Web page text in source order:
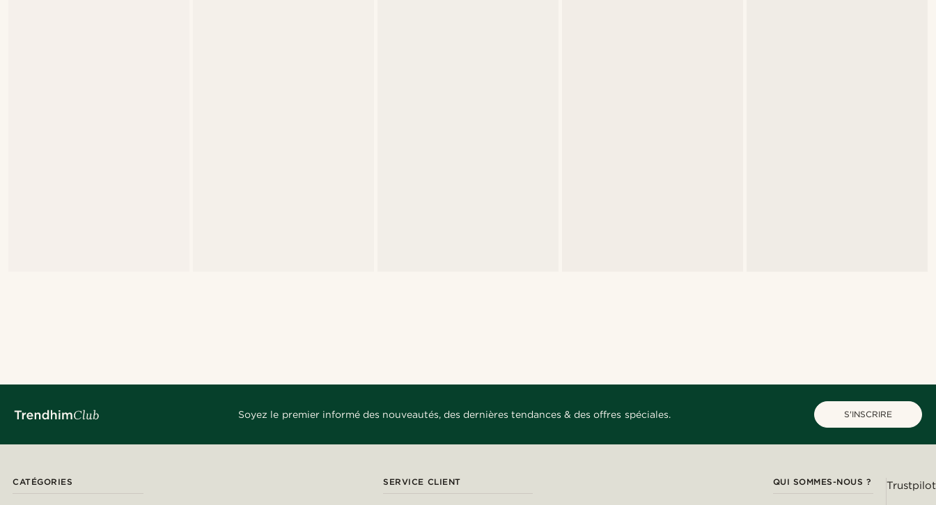
Soyez le premier informé des nouveautés, des dernières tendances & des offres spéciales. S'INSCRIRE
CATÉGORIES SERVICE CLIENT QUI SOMMES-NOUS ? Trustpilot